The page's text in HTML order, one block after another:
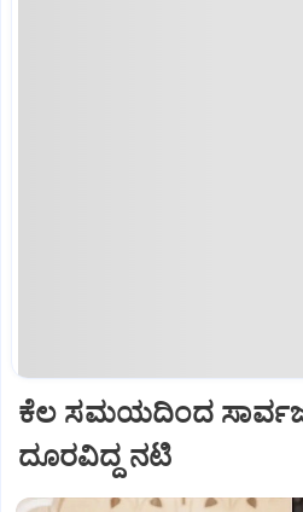
ಕೆಲ ಸಮಯದಿಂದ
ದೂರವಿದ್ದ ನಟಿ